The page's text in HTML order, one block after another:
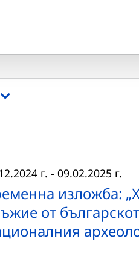
изложба:
от
г. - 09.02.2025 г.